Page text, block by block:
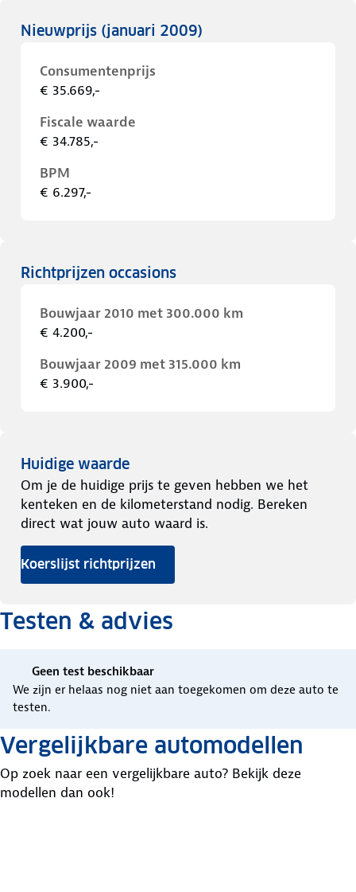
Nieuwprijs (januari 2009)
Consumentenprijs
€ 35.669,-
Fiscale waarde
€ 34.785,-
BPM
€ 6.297,-
Richtprijzen occasions
Bouwjaar 2010 met 300.000 km
€ 4.200,-
Bouwjaar 2009 met 315.000 km
€ 3.900,-
Huidige waarde
Om je de huidige prijs te geven hebben we het
kenteken en de kilometerstand nodig. Bereken
direct wat jouw auto waard is.
Koerslijst richtprijzen
Testen & advies
Geen test beschikbaar
We zijn er helaas nog niet aan toegekomen om deze auto te
testen.
Vergelijkbare automodellen
Op zoek naar een vergelijkbare auto? Bekijk deze
modellen dan ook!